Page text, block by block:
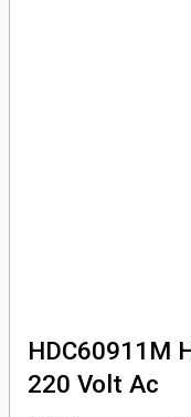
HDC60911M
220 Volt Ac